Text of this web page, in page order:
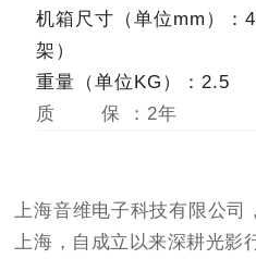
机箱尺寸（单位mm）：
架）
重量（单位KG）：2.5
质 保 ：2年
上海音维电子科技有限公
上海，自成立以来深耕光影